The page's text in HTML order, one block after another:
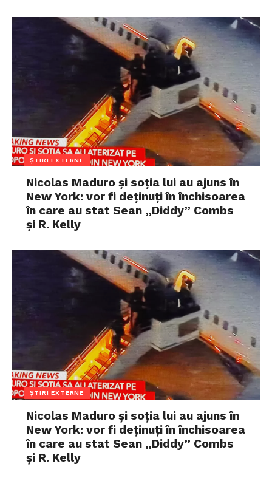
ȘTIRI EXTERNE
Nicolas Maduro și soția lui au ajuns în
New York: vor fi deținuți în închisoarea
în care au stat Sean „Diddy” Combs
și R. Kelly
ȘTIRI EXTERNE
Nicolas Maduro și soția lui au ajuns în
New York: vor fi deținuți în închisoarea
în care au stat Sean „Diddy” Combs
și R. Kelly